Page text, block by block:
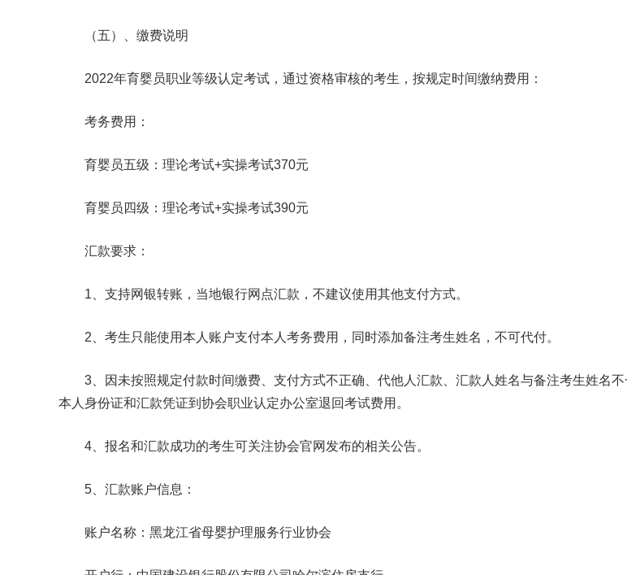
（五）、缴费说明
2022年育婴员职业等级认定考试，通过资格审核的考生，按规定时间缴纳费用：
考务费用：
育婴员五级：理论考试+实操考试370元
育婴员四级：理论考试+实操考试390元
汇款要求：
1、支持网银转账，当地银行网点汇款，不建议使用其他支付方式。
2、考生只能使用本人账户支付本人考务费用，同时添加备注考生姓名，不可代付。
3、因未按照规定付款时间缴费、支付方式不正确、代他人汇款、汇款人姓名与备注考生姓名
本人身份证和汇款凭证到协会职业认定办公室退回考试费用。
4、报名和汇款成功的考生可关注协会官网发布的相关公告。
5、汇款账户信息：
账户名称：黑龙江省母婴护理服务行业协会